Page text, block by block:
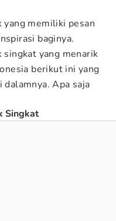
yang memiliki pesan
baginya.
yang menarik
berikut ini yang
Apa saja
Singkat